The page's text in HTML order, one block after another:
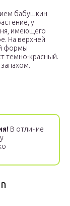
бабушкин
у
имеющего
На верхней
формы
темно-красный.
В отличие